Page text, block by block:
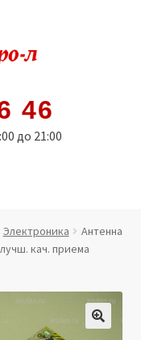
46
до 21:00
Электроника
Антенна
кач. приема